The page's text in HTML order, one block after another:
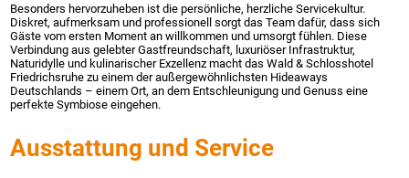
Ausstattung und Service
Besonders hervorzuheben ist die persönliche, herzliche Servicekultur.
Diskret, aufmerksam und professionell sorgt das Team dafür, dass sich
Gäste vom ersten Moment an willkommen und umsorgt fühlen. Diese
Verbindung aus gelebter Gastfreundschaft, luxuriöser Infrastruktur,
Naturidylle und kulinarischer Exzellenz macht das Wald & Schlosshotel
Friedrichsruhe zu einem der außergewöhnlichsten Hideaways
Deutschlands – einem Ort, an dem Entschleunigung und Genuss eine
perfekte Symbiose eingehen.